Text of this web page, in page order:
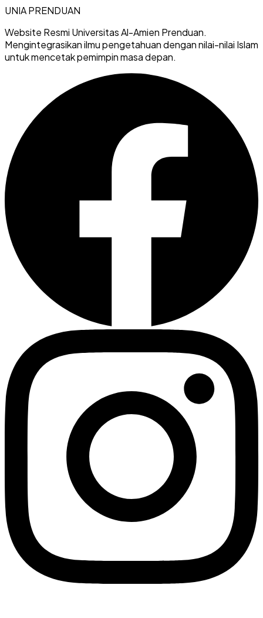
UNIAPRENDUAN
Website Resmi Universitas Al-Amien Prenduan.
Mengintegrasikan ilmu pengetahuan dengan nilai-nilai Islam
untuk mencetak pemimpin masa depan.